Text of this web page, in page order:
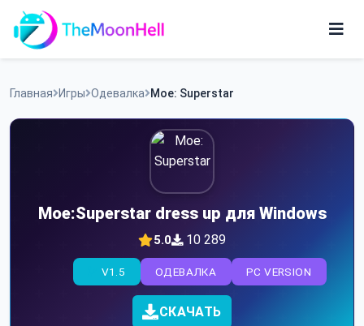
Skip
content
Приложения
Главная Игры Одевалка Moe: Superstar
Moe:Superstar dress up для Windows
5.0 10 289
PC VERSION
ОДЕВАЛКА
V1.5
СКАЧАТЬ